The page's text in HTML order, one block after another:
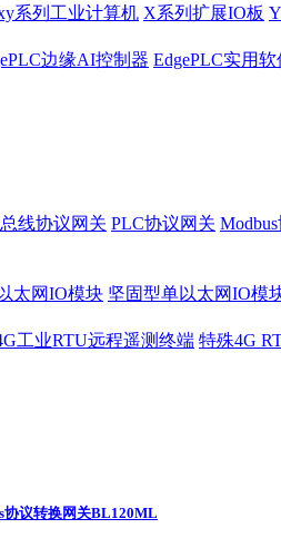
系列工业计算机 X系列扩展IO板
边缘AI控制器 EdgePLC实用软
线协议网关 PLC协议网关
太网IO模块 坚固型单以太网IO模
工业RTU远程遥测终端 特殊4G
协议转换网关BL120ML